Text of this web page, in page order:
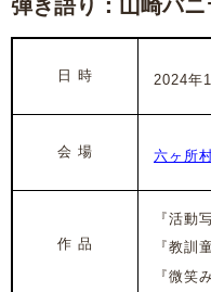
弾き語り：山崎バニ
日 時 2024年
会 場 六ヶ所
作 品
『活動
『教訓童
『微笑み